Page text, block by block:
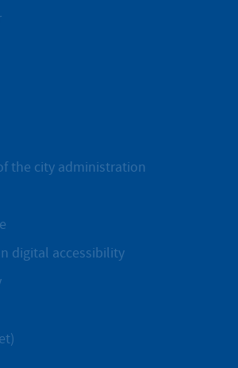
the city administration
digital accessibility